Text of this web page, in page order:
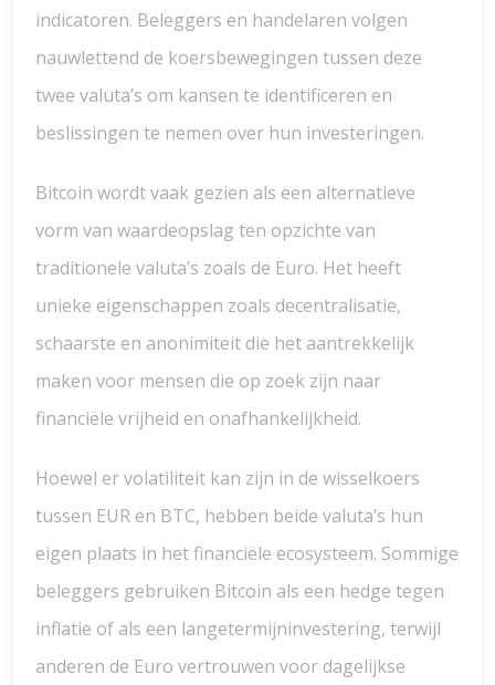
indicatoren. Beleggers en handelaren volgen
nauwlettend de koersbewegingen tussen deze
twee valuta’s om kansen te identificeren en
beslissingen te nemen over hun investeringen.
Bitcoin wordt vaak gezien als een alternatieve
vorm van waardeopslag ten opzichte van
traditionele valuta’s zoals de Euro. Het heeft
unieke eigenschappen zoals decentralisatie,
schaarste en anonimiteit die het aantrekkelijk
maken voor mensen die op zoek zijn naar
financiële vrijheid en onafhankelijkheid.
Hoewel er volatiliteit kan zijn in de wisselkoers
tussen EUR en BTC, hebben beide valuta’s hun
eigen plaats in het financiële ecosysteem. Sommige
beleggers gebruiken Bitcoin als een hedge tegen
inflatie of als een langetermijninvestering, terwijl
anderen de Euro vertrouwen voor dagelijkse